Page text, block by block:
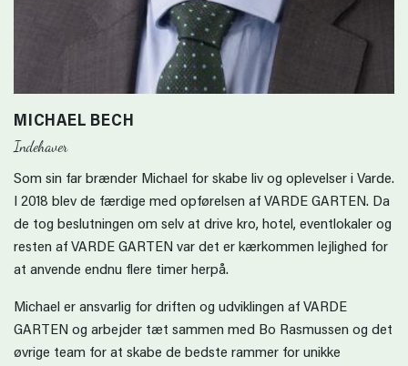
MICHAEL BECH
Indehaver
Som sin far brænder Michael for skabe liv og oplevelser i Varde.
I 2018 blev de færdige med opførelsen af VARDE GARTEN. Da
de tog beslutningen om selv at drive kro, hotel, eventlokaler og
resten af VARDE GARTEN var det er kærkommen lejlighed for
at anvende endnu flere timer herpå.
Michael er ansvarlig for driften og udviklingen af VARDE
GARTEN og arbejder tæt sammen med Bo Rasmussen og det
øvrige team for at skabe de bedste rammer for unikke